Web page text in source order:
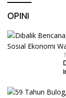
OPINI